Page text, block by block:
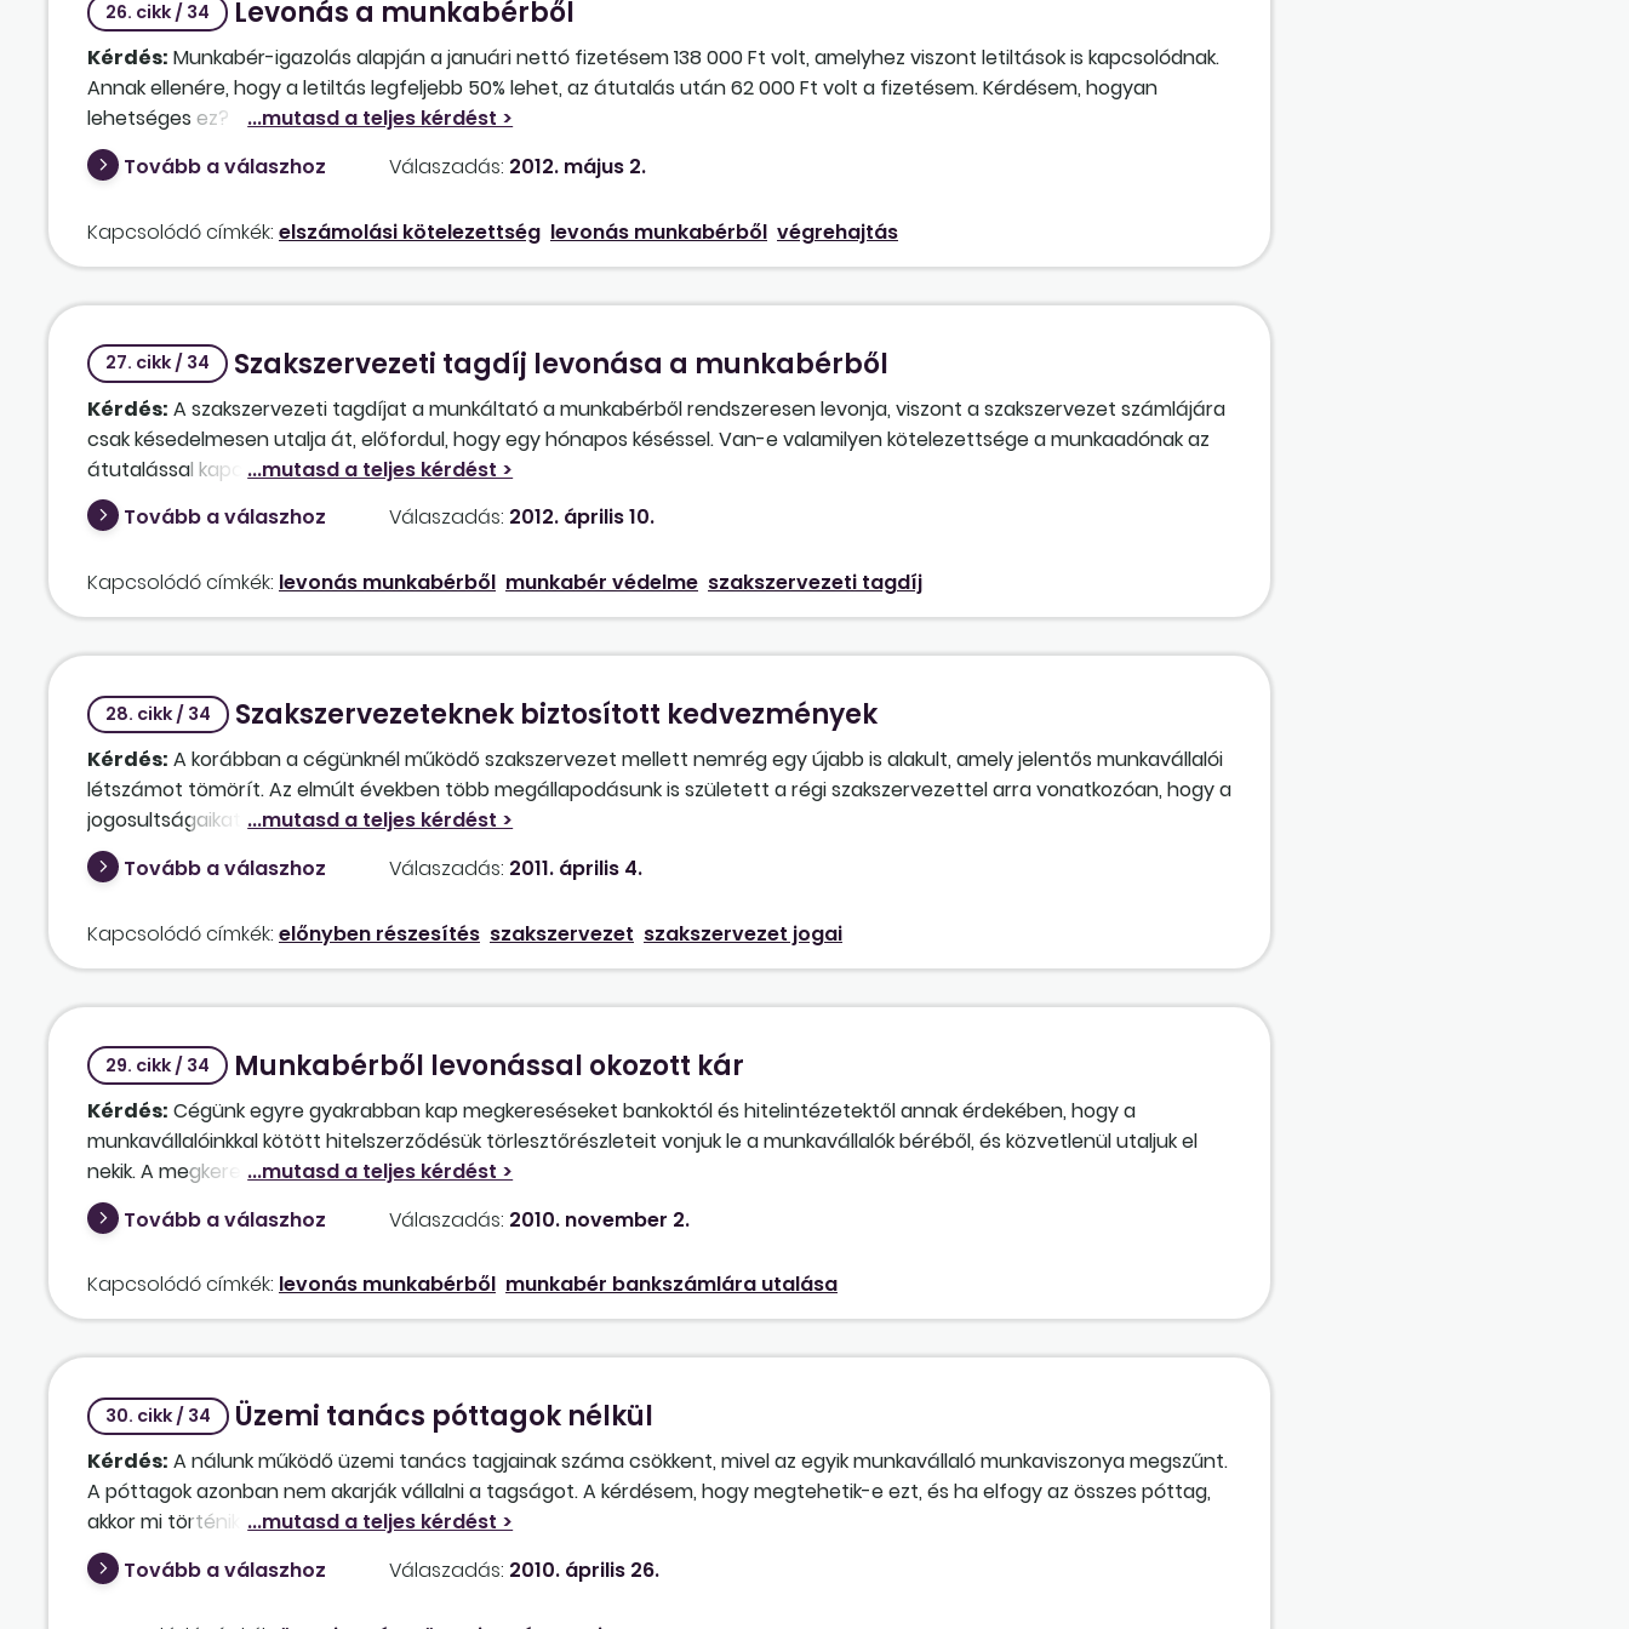
26. cikk / 34 Levonás a munkabérből
Kérdés: Munkabér-igazolás alapján a januári nettó fizetésem 138 000 Ft volt, amelyhez viszont letiltások is kapcsolódnak.
Annak ellenére, hogy a letiltás legfeljebb 50% lehet, az átutalás után 62 000 Ft volt a fizetésem. Kérdésem, hogyan
lehetséges ez?
Tovább a válaszhoz
Válaszadás: 2012. május 2.
Kapcsolódó címkék: elszámolási kötelezettség levonás munkabérből végrehajtás
27. cikk / 34 Szakszervezeti tagdíj levonása a munkabérből
Kérdés: A szakszervezeti tagdíjat a munkáltató a munkabérből rendszeresen levonja, viszont a szakszervezet számlájára
csak késedelmesen utalja át, előfordul, hogy egy hónapos késéssel. Van-e valamilyen kötelezettsége a munkaadónak az
átutalással kapcsolatban, be kell-e tartania valamilyen határidőt?
Tovább a válaszhoz
Válaszadás: 2012. április 10.
Kapcsolódó címkék: levonás munkabérből munkabér védelme szakszervezeti tagdíj
28. cikk / 34 Szakszervezeteknek biztosított kedvezmények
Kérdés: A korábban a cégünknél működő szakszervezet mellett nemrég egy újabb is alakult, amely jelentős munkavállalói
létszámot tömörít. Az elmúlt években több megállapodásunk is született a régi szakszervezettel arra vonatkozóan, hogy a
jogosultságaikat milyen módon gyakorolhatják (pl. helyiséghasználat, a munkaidő-kedvezmény igénybevételének
bejelentése). Most az új szakszervezettel is meg kell állapodni ezekről? Kötelesek vagyunk-e ugyanazokat a
jogosultságokat biztosítani neki is?
Tovább a válaszhoz Válaszadás: 2011. április 4.
Kapcsolódó címkék: előnyben részesítés szakszervezet szakszervezet jogai
29. cikk / 34 Munkabérből levonással okozott kár
Kérdés: Cégünk egyre gyakrabban kap megkereséseket bankoktól és hitelintézetektől annak érdekében, hogy a
munkavállalóinkkal kötött hitelszerződésük törlesztőrészleteit vonjuk le a munkavállalók béréből, és közvetlenül utaljuk el
nekik. A megkeresésekben hivatkoznak arra, hogy a munkavállaló a hitelszerződésben hozzájárult a levonásokhoz.
Kötelesek vagyunk ezeknek eleget tenni? Mivel járhat, ha ilyen levonást teljesítünk?
Tovább a válaszhoz Válaszadás: 2010. november 2.
Kapcsolódó címkék: levonás munkabérből munkabér bankszámlára utalása
30. cikk / 34 Üzemi tanács póttagok nélkül
Kérdés: A nálunk működő üzemi tanács tagjainak száma csökkent, mivel az egyik munkavállaló munkaviszonya megszűnt.
A póttagok azonban nem akarják vállalni a tagságot. A kérdésem, hogy megtehetik-e ezt, és ha elfogy az összes póttag,
akkor mi történik az üzemi tanáccsal; meg fog szűnni, és újat kell választani?
Tovább a válaszhoz
Válaszadás: 2010. április 26.